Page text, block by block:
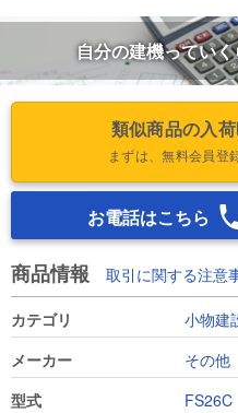
自分の建機ってい
類似商品の入
まずは、無料会員登
お電話はこちら
商品情報 取引に関する注意
カテゴリ
小物建
メーカー
その他
型式
FS26C